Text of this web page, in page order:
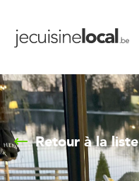
Retour à la liste